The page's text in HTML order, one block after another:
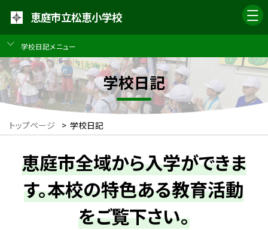
恵庭市立松恵小学校
学校日記メニュー
学校日記
トップページ > 学校日記
恵庭市全域から入学ができま
す。本校の特色ある教育活動
をご覧下さい。